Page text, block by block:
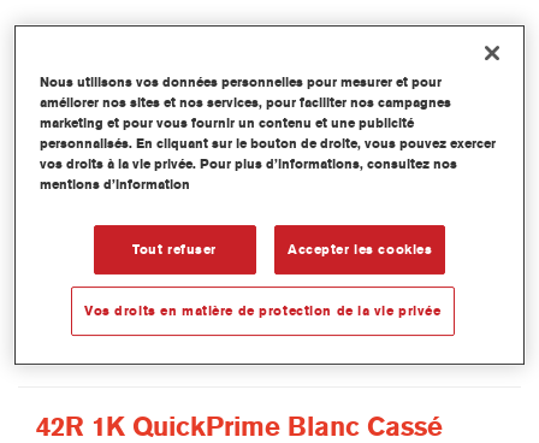
42R 1K QuickPrime Blanc Cassé
Nous utilisons vos données personnelles pour mesurer et pour
améliorer nos sites et nos services, pour faciliter nos campagnes
marketing et pour vous fournir un contenu et une publicité
personnalisés. En cliquant sur le bouton de droite, vous pouvez exercer
vos droits à la vie privée. Pour plus d’informations, consultez nos
mentions d’information
Tout refuser Accepter les cookies
Vos droits en matière de protection de la vie privée